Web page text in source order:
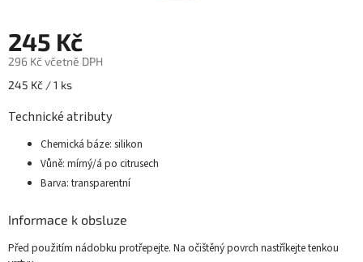
245 Kč
296 Kč včetně DPH
Měrná
245 Kč / 1 ks
Technické atributy
Chemická báze: silikon
Vůně: mírný/á po citrusech
Barva: transparentní
Informace k obsluze
Před použitím nádobku protřepejte. Na očištěný povrch nastříkejte tenkou